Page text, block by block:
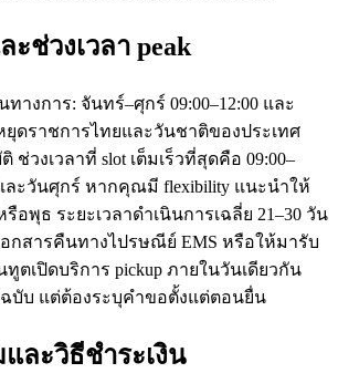
ะช่วงเวลา peak
ทางการ: จันทร์–ศุกร์ 09:00–12:00 และ
ยุดราชการไทยและวันชาติของประเทศ
ช่วงเวลาที่ slot เต็มเร็วที่สุดคือ 09:00–
ละวันศุกร์ หากคุณมี flexibility แนะนำให้
อพุธ ระยะเวลาดำเนินการเฉลี่ย 21–30 วัน
กสารคืนทางไปรษณีย์ EMS หรือให้มารับ
ทูตเปิดบริการ pickup ภายในวันเดียวกัน
ฉบับ แต่ต้องระบุคำขอตั้งแต่ตอนยื่น
ละวิธีชำระเงิน